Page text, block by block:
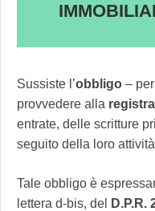
Sussiste l’obbligo –
provvedere alla
entrate, delle scritture
seguito della loro
Tale obbligo è
lettera d-bis, del
D.P.R.